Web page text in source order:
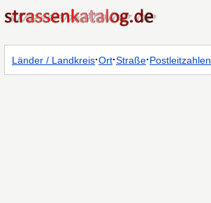
Länder / Landkreis·Ort·Straße·Postleitzahlen